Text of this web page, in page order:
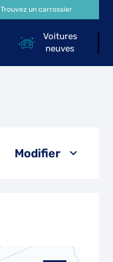
Voitures
neuves
Trouvez un carrossier
Modifier